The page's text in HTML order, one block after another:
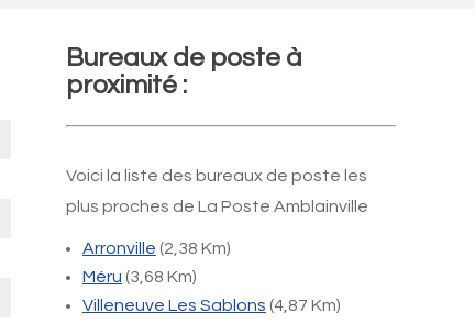
Bureaux de poste à
proximité :
Voici la liste des bureaux de poste les
plus proches de La Poste Amblainville
Arronville (2,38 Km)
Méru (3,68 Km)
Villeneuve Les Sablons (4,87 Km)